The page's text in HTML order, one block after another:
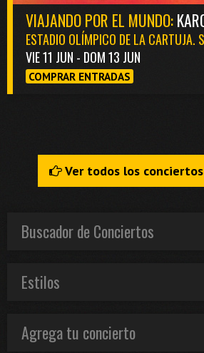
VIAJANDO POR EL MUNDO:
ESTADIO OLÍMPICO DE LA CARTUJA.
VIE 11 JUN - DOM 13 JUN
COMPRAR ENTRADAS
Ver todos los
Buscador de Conciertos
Estilos
Agrega tu concierto